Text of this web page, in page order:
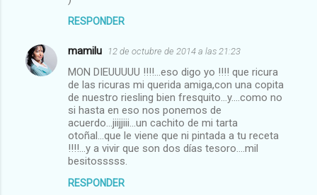
RESPONDER
mamilu 12 de octubre de 2014 a las 21:23
MON DIEUUUUU !!!!...eso digo yo !!!! que ricura
de las ricuras mi querida amiga,con una copita
de nuestro riesling bien fresquito...y....como no
si hasta en eso nos ponemos de
acuerdo...jiijjiii...un cachito de mi tarta
otoñal...que le viene que ni pintada a tu receta
!!!!...y a vivir que son dos días tesoro....mil
besitosssss.
RESPONDER